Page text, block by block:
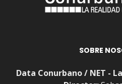
SOBRE
Data Conurbano / NET -